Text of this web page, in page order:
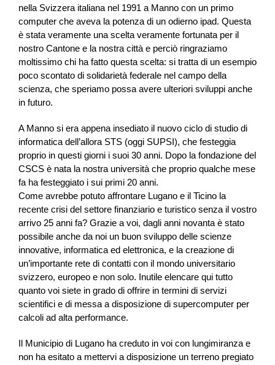
nella Svizzera italiana nel 1991 a Manno con un primo
computer che aveva la potenza di un odierno ipad. Questa
è stata veramente una scelta veramente fortunata per il
nostro Cantone e la nostra città e perciò ringraziamo
moltissimo chi ha fatto questa scelta: si tratta di un esempio
poco scontato di solidarietà federale nel campo della
scienza, che speriamo possa avere ulteriori sviluppi anche
in futuro.
A Manno si era appena insediato il nuovo ciclo di studio di
informatica dell’allora STS (oggi SUPSI), che festeggia
proprio in questi giorni i suoi 30 anni. Dopo la fondazione del
CSCS è nata la nostra università che proprio qualche mese
fa ha festeggiato i sui primi 20 anni.
Come avrebbe potuto affrontare Lugano e il Ticino la
recente crisi del settore finanziario e turistico senza il vostro
arrivo 25 anni fa? Grazie a voi, dagli anni novanta è stato
possibile anche da noi un buon sviluppo delle scienze
innovative, informatica ed elettronica, e la creazione di
un’importante rete di contatti con il mondo universitario
svizzero, europeo e non solo. Inutile elencare qui tutto
quanto voi siete in grado di offrire in termini di servizi
scientifici e di messa a disposizione di supercomputer per
calcoli ad alta performance.
Il Municipio di Lugano ha creduto in voi con lungimiranza e
non ha esitato a mettervi a disposizione un terreno pregiato